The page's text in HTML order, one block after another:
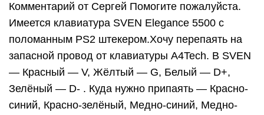
Комментарий от Сергей Помогите пожалуйста.
Имеется клавиатура SVEN Elegance 5500 с
поломанным PS2 штекером.Хочу перепаять на
запасной провод от клавиатуры A4Tech. В SVEN
— Красный — V, Жёлтый — G, Белый — D+,
Зелёный — D- . Куда нужно припаять — Красно-
синий, Красно-зелёный, Медно-синий, Медно-